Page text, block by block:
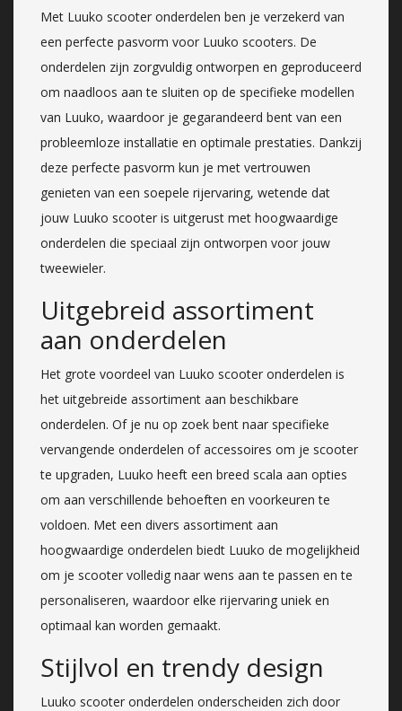
Met Luuko scooter onderdelen ben je verzekerd van
een perfecte pasvorm voor Luuko scooters. De
onderdelen zijn zorgvuldig ontworpen en geproduceerd
om naadloos aan te sluiten op de specifieke modellen
van Luuko, waardoor je gegarandeerd bent van een
probleemloze installatie en optimale prestaties. Dankzij
deze perfecte pasvorm kun je met vertrouwen
genieten van een soepele rijervaring, wetende dat
jouw Luuko scooter is uitgerust met hoogwaardige
onderdelen die speciaal zijn ontworpen voor jouw
tweewieler.
Uitgebreid assortiment
aan onderdelen
Het grote voordeel van Luuko scooter onderdelen is
het uitgebreide assortiment aan beschikbare
onderdelen. Of je nu op zoek bent naar specifieke
vervangende onderdelen of accessoires om je scooter
te upgraden, Luuko heeft een breed scala aan opties
om aan verschillende behoeften en voorkeuren te
voldoen. Met een divers assortiment aan
hoogwaardige onderdelen biedt Luuko de mogelijkheid
om je scooter volledig naar wens aan te passen en te
personaliseren, waardoor elke rijervaring uniek en
optimaal kan worden gemaakt.
Stijlvol en trendy design
Luuko scooter onderdelen onderscheiden zich door